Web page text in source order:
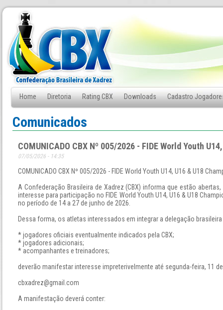
Home Diretoria Rating CBX Downloads Cadastro
Fale Conosco
Comunicados
COMUNICADO CBX Nº 005/2026 - FIDE World Youth
07/05/2026 - 14:35
COMUNICADO CBX Nº 005/2026 - FIDE World Youth U14, U16 & U18
A Confederação Brasileira de Xadrez (CBX) informa que estão
interesse para participação no FIDE World Youth U14, U16 & U18
no período de 14 a 27 de junho de 2026.
Dessa forma, os atletas interessados em integrar a delegação
* jogadores oficiais eventualmente indicados pela CBX;
* jogadores adicionais;
* acompanhantes e treinadores;
deverão manifestar interesse impreterivelmente até segunda-feira, 11
cbxadrez@gmail.com
A manifestação deverá conter: